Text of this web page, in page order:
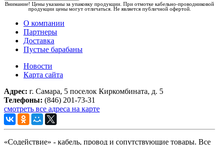
Внимание! Цены указаны за упаковку продукции. При отмотке кабельно-проводниковой
продукции цены могут отличаться. Не является публичной офертой.
О компании
Партнеры
Доставка
Пустые барабаны
Новости
Карта сайта
Адрес: г. Самара, 5 поселок Киркомбината, д. 5
Телефоны: (846) 201-73-31
смотреть все адреса на карте
«Содействие» - кабель, провод и сопутствующие товары. Все